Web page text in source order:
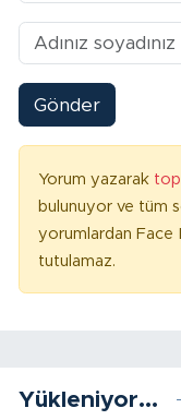
Gönder
Yorum yazarak
bulunuyor ve tüm
yorumlardan Face
tutulamaz.
Yükleniyor...